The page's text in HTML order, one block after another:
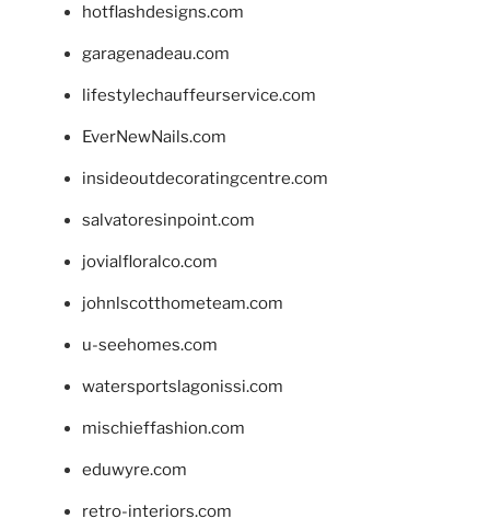
hotflashdesigns.com
garagenadeau.com
lifestylechauffeurservice.com
EverNewNails.com
insideoutdecoratingcentre.com
salvatoresinpoint.com
jovialfloralco.com
johnlscotthometeam.com
u-seehomes.com
watersportslagonissi.com
mischieffashion.com
eduwyre.com
retro-interiors.com